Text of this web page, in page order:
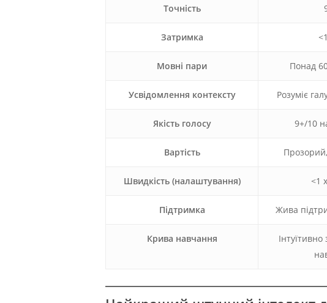
Точність
Затримка
Мовні пари Понад
Усвідомлення контексту Розуміє
Якість голосу 9+/10
Вартість
Швидкість (налаштування) <1
Підтримка Жива
Крива навчання